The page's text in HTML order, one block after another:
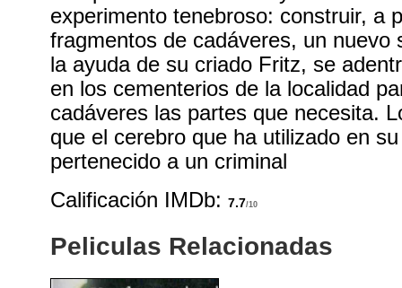
experimento tenebroso: construir, a
fragmentos de cadáveres, un nuevo
la ayuda de su criado Fritz, se
en los cementerios de la localidad
cadáveres las partes que necesita.
que el cerebro que ha utilizado en
pertenecido a un criminal
Calificación IMDb:7.7/10
Peliculas Relacionadas